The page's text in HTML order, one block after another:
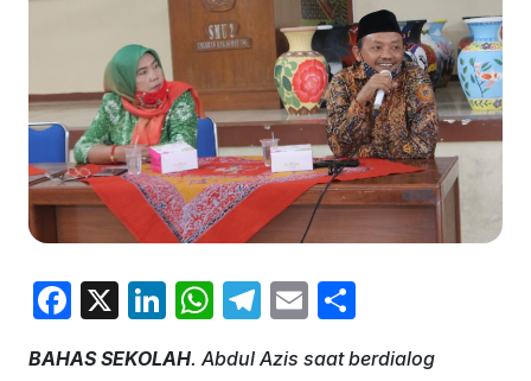
F
X
Li W T
E
BAHAS SEKOLAH. Abdul Azis saat berdialog